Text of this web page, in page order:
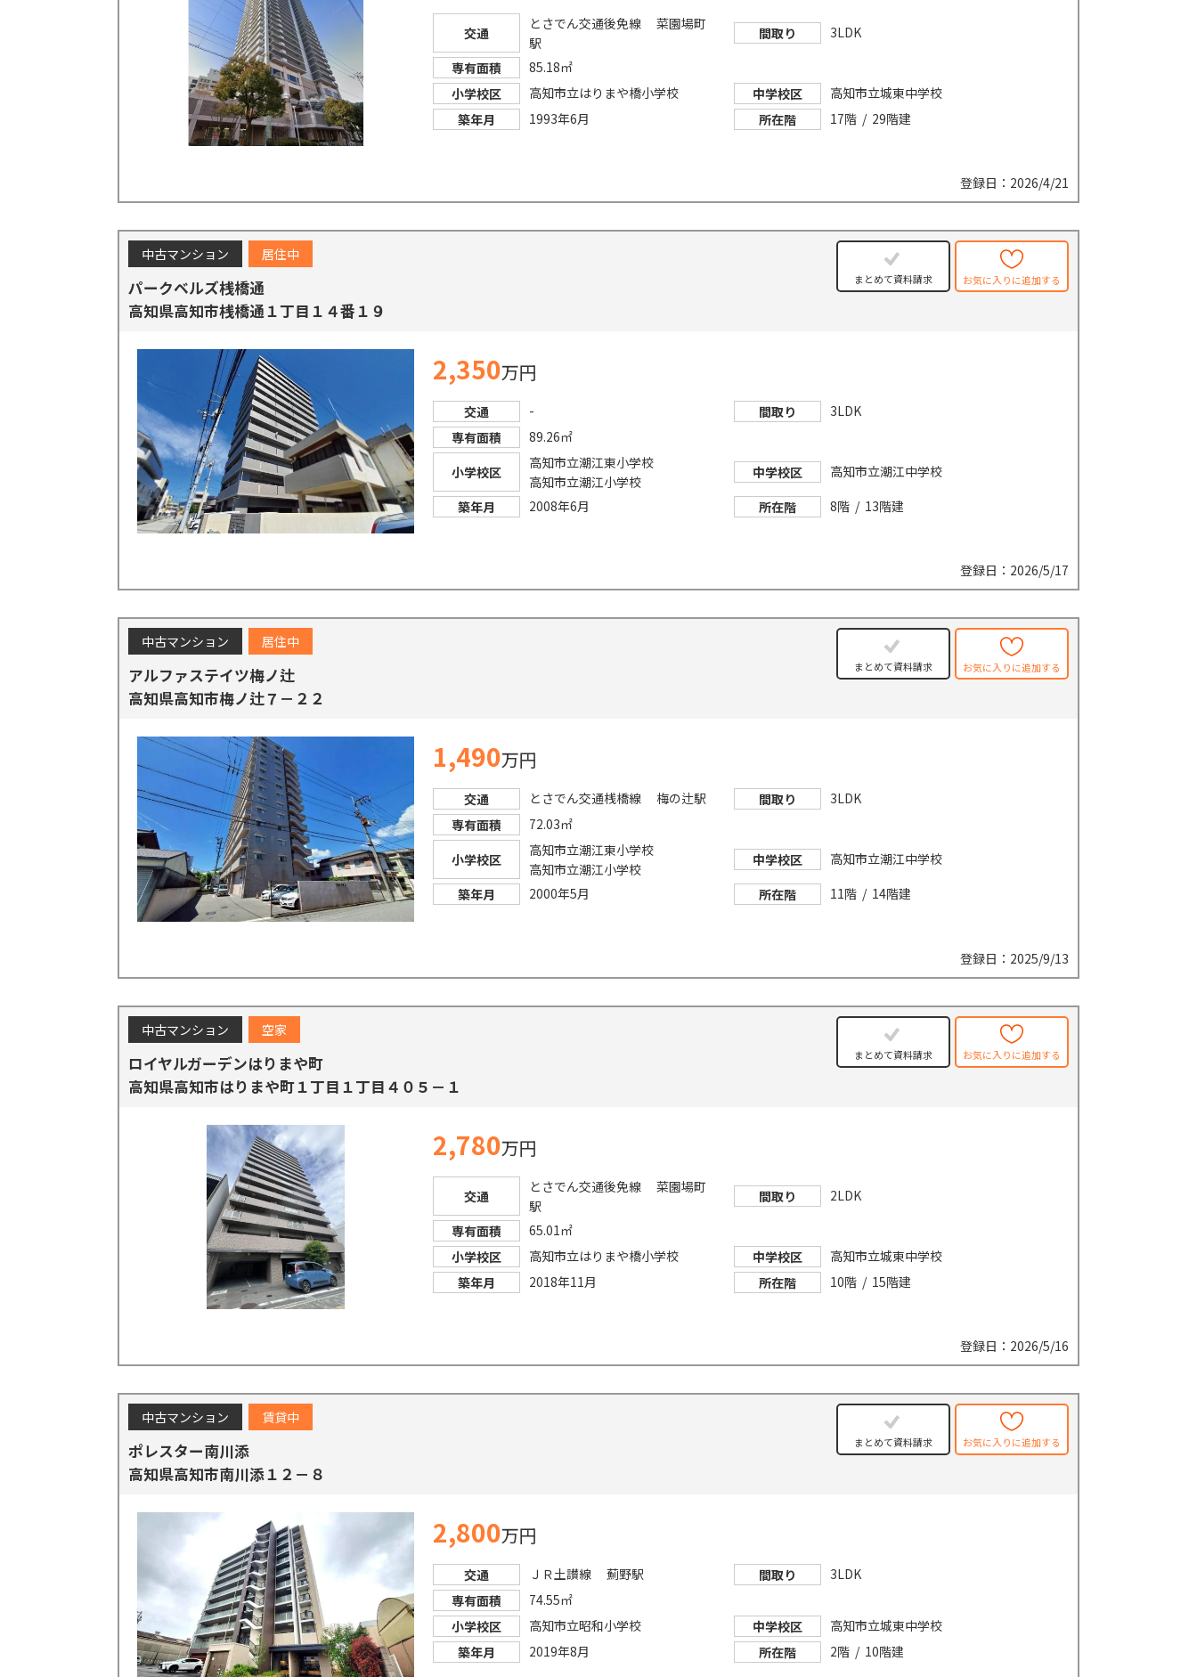
交通
とさでん交通後免線 菜園場町
駅
間取り
3LDK
専有面積
85.18㎡
小学校区
高知市立はりまや橋小学校 中学校区
高知市立城東中学校
築年月
1993年6月 所在階 17階 / 29階建
登録日：2026/4/21
中古マンション 居住中
パークベルズ桟橋通
高知県高知市桟橋通１丁目１４番１９
まとめて資料請求 お気に入りに追加する
2,350万円
交通 - 間取り
3LDK
専有面積
89.26㎡
小学校区
高知市立潮江東小学校
高知市立潮江小学校
中学校区
高知市立潮江中学校
築年月
2008年6月 所在階 8階 / 13階建
登録日：2026/5/17
中古マンション 居住中
アルファステイツ梅ノ辻
高知県高知市梅ノ辻７－２２
まとめて資料請求 お気に入りに追加する
1,490万円
交通 とさでん交通桟橋線 梅の辻駅 間取り
3LDK
専有面積
72.03㎡
小学校区
高知市立潮江東小学校
高知市立潮江小学校
中学校区
高知市立潮江中学校
築年月
2000年5月 所在階 11階 / 14階建
登録日：2025/9/13
中古マンション 空家
ロイヤルガーデンはりまや町
高知県高知市はりまや町１丁目１丁目４０５－１
まとめて資料請求 お気に入りに追加する
2,780万円
交通
とさでん交通後免線 菜園場町
駅
間取り
2LDK
専有面積
65.01㎡
小学校区
高知市立はりまや橋小学校 中学校区
高知市立城東中学校
築年月
2018年11月 所在階 10階 / 15階建
登録日：2026/5/16
中古マンション 賃貸中
ポレスター南川添
高知県高知市南川添１２－８
まとめて資料請求 お気に入りに追加する
2,800万円
交通 ＪＲ土讃線 薊野駅 間取り
3LDK
専有面積
74.55㎡
小学校区
高知市立昭和小学校 中学校区
高知市立城東中学校
築年月
2019年8月 所在階 2階 / 10階建